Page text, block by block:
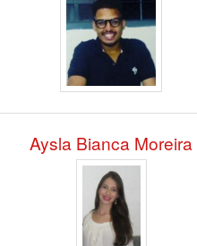
Aysla Bianca Moreira